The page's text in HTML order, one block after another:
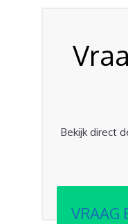
Bekijk direct
VRAAG